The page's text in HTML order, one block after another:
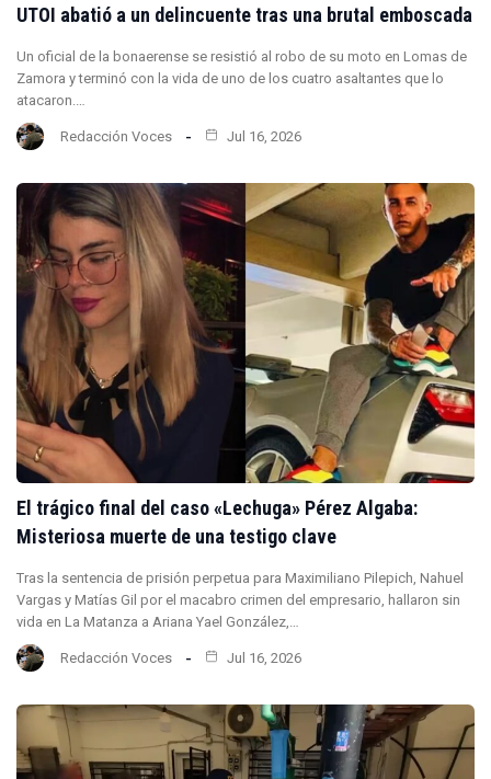
UTOI abatió a un delincuente tras una brutal emboscada
Un oficial de la bonaerense se resistió al robo de su moto en Lomas de
Zamora y terminó con la vida de uno de los cuatro asaltantes que lo
atacaron.…
Redacción Voces Jul 16, 2026
El trágico final del caso «Lechuga» Pérez Algaba:
Misteriosa muerte de una testigo clave
Tras la sentencia de prisión perpetua para Maximiliano Pilepich, Nahuel
Vargas y Matías Gil por el macabro crimen del empresario, hallaron sin
vida en La Matanza a Ariana Yael González,…
Redacción Voces Jul 16, 2026